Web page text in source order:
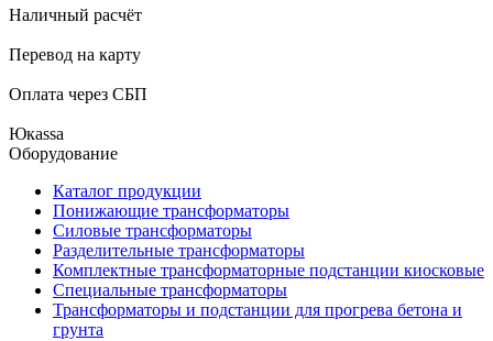
Наличный расчёт
Перевод на карту
Оплата через СБП
Юкаssа
Оборудование
Каталог продукции
Понижающие трансформаторы
Силовые трансформаторы
Разделительные трансформаторы
Комплектные трансформаторные подстанции киосковые
Специальные трансформаторы
Трансформаторы и подстанции для прогрева бетона и
грунта